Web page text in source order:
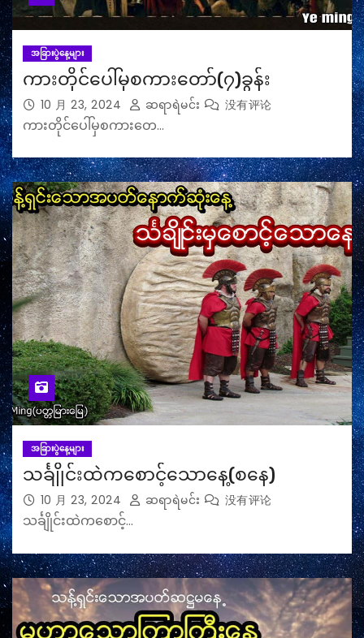
အခြားပွဲနေ့များ
ကားတိုင်ပေါ်မှစကားတော်(၇)ခွန်း
10 月 23, 2024 ဆရာရဲမင်း 没有评论
ကားတိုင်ပေါ်မှစကားတေ…
အခြားပွဲနေ့များ
သင်္ချိုင်းထဲကစောင့်သောနေ့(စနေ)
10 月 23, 2024 ဆရာရဲမင်း 没有评论
သင်္ချိုင်းထဲကစောင့်…